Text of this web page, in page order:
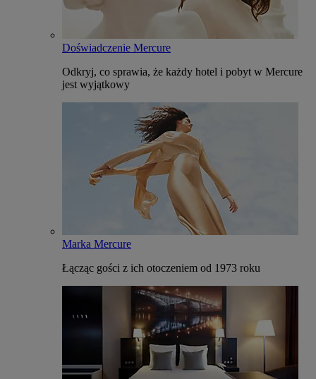
Doświadczenie Mercure
Odkryj, co sprawia, że każdy hotel i pobyt w Mercure
jest wyjątkowy
Marka Mercure
Łącząc gości z ich otoczeniem od 1973 roku